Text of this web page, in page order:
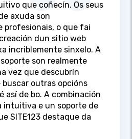
que coñecín. Os seus
axuda son
profesionais, o que fai
dun sitio web
incriblemente sinxelo. A
son realmente
vez que descubrín
buscar outras opcións
así de bo. A combinación
intuitiva e un soporte de
SITE123 destaque da